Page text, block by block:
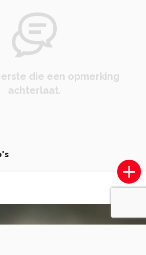
die een opmerking
achterlaat.